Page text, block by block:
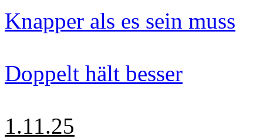
Knapper als es sein muss
Doppelt hält besser
1.11.25